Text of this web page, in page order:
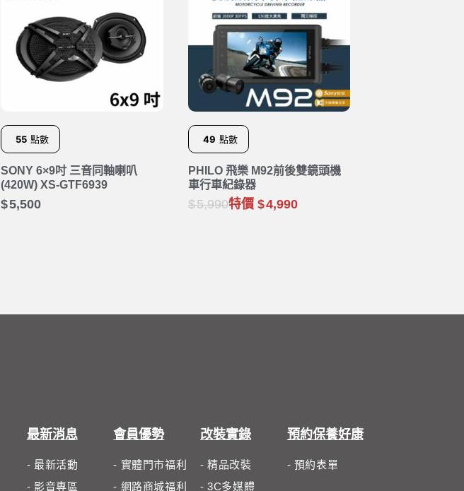
55 點數
SONY 6×9吋 三音同軸喇叭
(420W) XS-GTF6939
5,500
49 點數
PHILO 飛樂 M92前後雙鏡頭機
車行車紀錄器
5,990特價 4,990
最新消息
- 最新活動
- 影音專區
會員優勢
- 實體門市福利
- 網路商城福利
改裝實錄
- 精品改裝
- 3C多媒體
預約保養好康
- 預約表單